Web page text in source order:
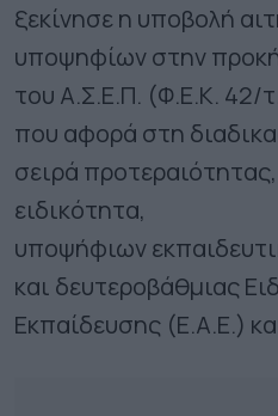
ξεκίνησε η υποβολή
υποψηφίων στην
του Α.Σ.Ε.Π. (Φ.Ε.Κ. 42/
που αφορά στη
σειρά
ειδικότητα,
υποψήφιων
και δευτεροβάθμιας
Εκπαίδευσης (Ε.Α.Ε.)